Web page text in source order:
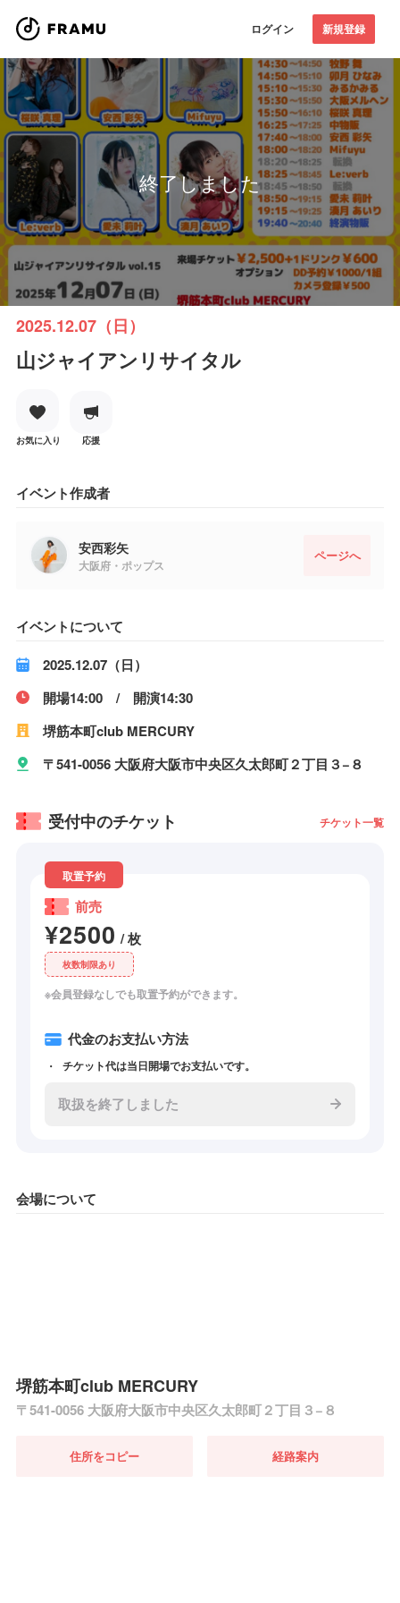
ログイン 新規登録
終了しました
2025.12.07（日）
山ジャイアンリサイタル
お気に入り 応援
イベント作成者
安西彩矢
大阪府・ポップス
ページへ
イベントについて
2025.12.07（日）
開場14:00 / 開演14:30
堺筋本町club MERCURY
〒541-0056 大阪府大阪市中央区久太郎町２丁目３−８
受付中のチケット チケット一覧
取置予約
前売
¥2500 / 枚
枚数制限あり
※会員登録なしでも取置予約ができます。
代金のお支払い方法
チケット代は当日開場でお支払いです。
取扱を終了しました
会場について
堺筋本町club MERCURY
〒541-0056 大阪府大阪市中央区久太郎町２丁目３−８
住所をコピー 経路案内